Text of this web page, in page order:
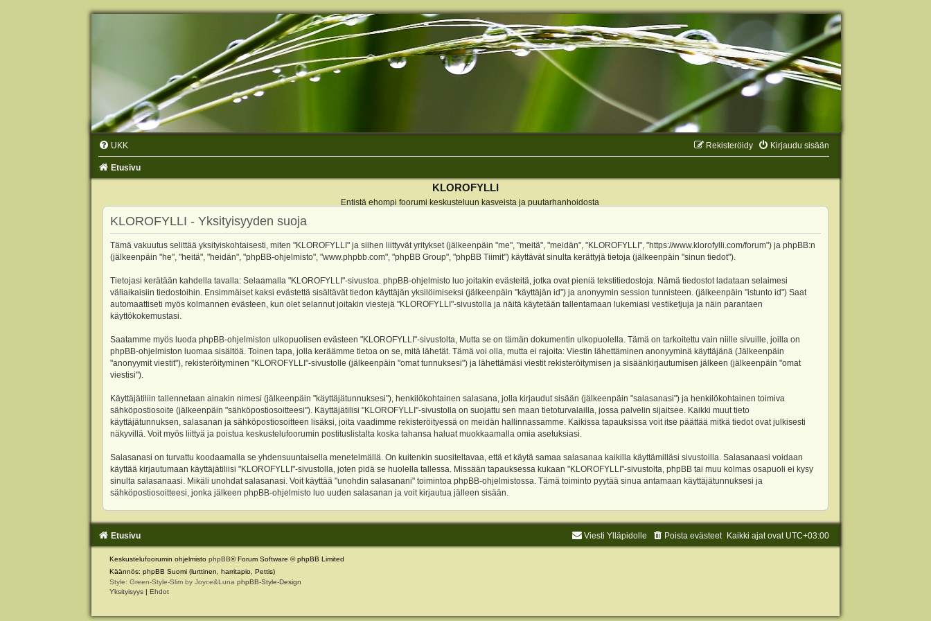
UKK Kirjaudu sisään
Rekisteröidy
Etusivu
KLOROFYLLI
Entistä ehompi foorumi keskusteluun kasveista ja puutarhanhoidosta
KLOROFYLLI - Yksityisyyden suoja
Tämä vakuutus selittää yksityiskohtaisesti, miten "KLOROFYLLI" ja siihen liittyvät yritykset (jälkeenpäin "me", "meitä", "meidän", "KLOROFYLLI", "https://www.klorofylli.com/forum") ja phpBB:n
(jälkeenpäin "he", "heitä", "heidän", "phpBB-ohjelmisto", "www.phpbb.com", "phpBB Group", "phpBB Tiimit") käyttävät sinulta kerättyjä tietoja (jälkeenpäin "sinun tiedot").
Tietojasi kerätään kahdella tavalla: Selaamalla "KLOROFYLLI"-sivustoa. phpBB-ohjelmisto luo joitakin evästeitä, jotka ovat pieniä tekstitiedostoja. Nämä tiedostot ladataan selaimesi
väliaikaisiin tiedostoihin. Ensimmäiset kaksi evästettä sisältävät tiedon käyttäjän yksilöimiseksi (jälkeenpäin "käyttäjän id") ja anonyymin session tunnisteen. (jälkeenpäin "istunto id") Saat
automaattiseti myös kolmannen evästeen, kun olet selannut joitakin viestejä "KLOROFYLLI"-sivustolla ja näitä käytetään tallentamaan lukemiasi vestiketjuja ja näin parantaen
käyttökokemustasi.
Saatamme myös luoda phpBB-ohjelmiston ulkopuolisen evästeen "KLOROFYLLI"-sivustolta, Mutta se on tämän dokumentin ulkopuolella. Tämä on tarkoitettu vain niille sivuille, joilla on
phpBB-ohjelmiston luomaa sisältöä. Toinen tapa, jolla keräämme tietoa on se, mitä lähetät. Tämä voi olla, mutta ei rajoita: Viestin lähettäminen anonyyminä käyttäjänä (Jälkeenpäin
"anonyymit viestit"), rekisteröityminen "KLOROFYLLI"-sivustolle (jälkeenpäin "omat tunnuksesi") ja lähettämäsi viestit rekisteröitymisen ja sisäänkirjautumisen jälkeen (jälkeenpäin "omat
viestisi").
Käyttäjätiliin tallennetaan ainakin nimesi (jälkeenpäin "käyttäjätunnuksesi"), henkilökohtainen salasana, jolla kirjaudut sisään (jälkeenpäin "salasanasi") ja henkilökohtainen toimiva
sähköpostiosoite (jälkeenpäin "sähköpostiosoitteesi"). Käyttäjätilisi "KLOROFYLLI"-sivustolla on suojattu sen maan tietoturvalailla, jossa palvelin sijaitsee. Kaikki muut tieto
käyttäjätunnuksen, salasanan ja sähköpostiosoitteen lisäksi, joita vaadimme rekisteröityessä on meidän hallinnassamme. Kaikissa tapauksissa voit itse päättää mitkä tiedot ovat julkisesti
näkyvillä. Voit myös liittyä ja poistua keskustelufoorumin postituslistalta koska tahansa haluat muokkaamalla omia asetuksiasi.
Salasanasi on turvattu koodaamalla se yhdensuuntaisella menetelmällä. On kuitenkin suositeltavaa, että et käytä samaa salasanaa kaikilla käyttämilläsi sivustoilla. Salasanaasi voidaan
käyttää kirjautumaan käyttäjätiliisi "KLOROFYLLI"-sivustolla, joten pidä se huolella tallessa. Missään tapauksessa kukaan "KLOROFYLLI"-sivustolta, phpBB tai muu kolmas osapuoli ei kysy
sinulta salasanaasi. Mikäli unohdat salasanasi. Voit käyttää "unohdin salasanani" toimintoa phpBB-ohjelmistossa. Tämä toiminto pyytää sinua antamaan käyttäjätunnuksesi ja
sähköpostiosoitteesi, jonka jälkeen phpBB-ohjelmisto luo uuden salasanan ja voit kirjautua jälleen sisään.
Etusivu Kaikki ajat ovat UTC+03:00
Poista evästeet
Viesti Ylläpidolle
Keskustelufoorumin ohjelmisto phpBB® Forum Software © phpBB Limited
Käännös: phpBB Suomi (lurttinen, harritapio, Pettis)
Style: Green-Style-Slim by Joyce&Luna phpBB-Style-Design
Yksityisyys | Ehdot